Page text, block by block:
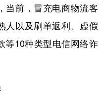
前，冒充电商物流客
人以及刷单返利、虚假
等10种类型电信网络诈